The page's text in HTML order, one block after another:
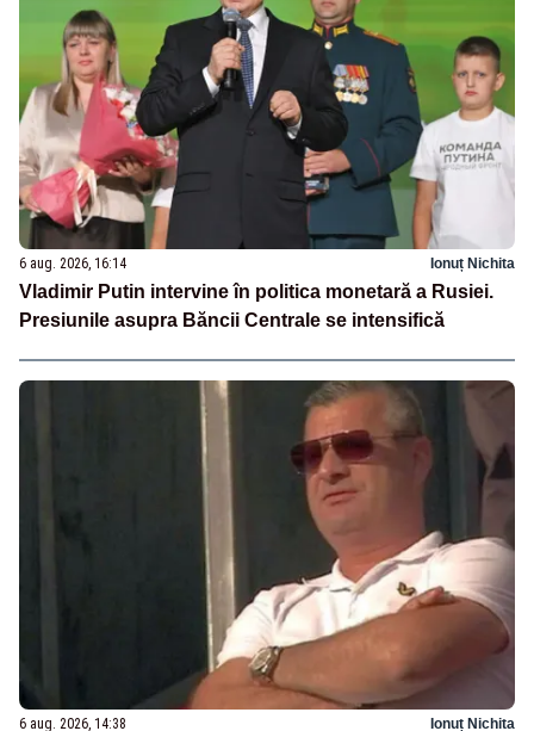
6 aug. 2026, 16:14 Ionuț Nichita
Vladimir Putin intervine în politica monetară a Rusiei.
Presiunile asupra Băncii Centrale se intensifică
6 aug. 2026, 14:38 Ionuț Nichita